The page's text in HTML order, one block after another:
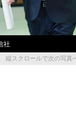
社
縦スクロールで次の写真